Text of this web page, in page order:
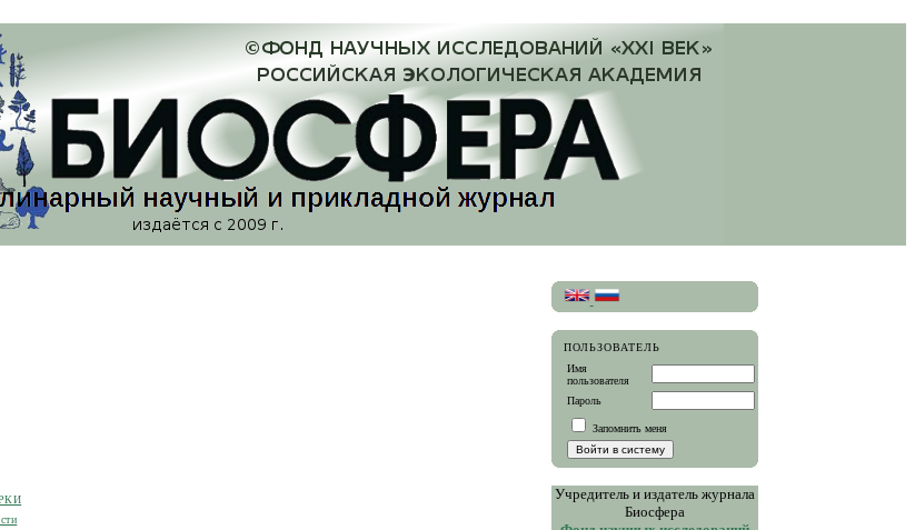
ПОЛЬЗОВАТЕЛЬ
Имя
пользователя
Пароль
Запомнить меня
Учредитель и издатель журнала
Биосфера